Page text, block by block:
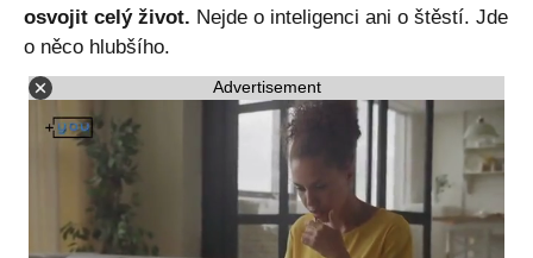
osvojit celý život. Nejde o inteligenci ani o štěstí. Jde
o něco hlubšího.
Advertisement